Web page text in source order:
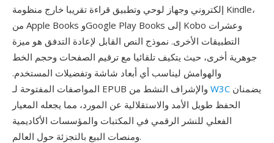
إلكتروني وجهاز لوحي وتطبيق قراءة تقريبا خارج منظومة Kindle،
من Apple Books وGoogle Play Books إلى Kobo وعشرات
التطبيقات الأخرى. نموذج النص القابل لإعادة التدفق هو ميزة
جوهرية أخرى، حيث يتكيف تلقائيا مع ترقيم الصفحات وحجم الخط
والهوامش ليناسب أي أبعاد شاشة وتفضيلات المستخدم.
W3C
الحفظ طويل الأمد والاستقلالية عن المورد، مما يجعله المعيار
الفعلي للنشر الرقمي في المكتبات والمؤسسات الأكاديمية
ومنصات البيع بالتجزئة حول العالم.